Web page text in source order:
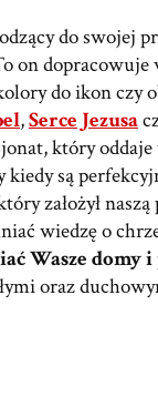
do swojej
on dopracowuje
do ikon czy
,Serce Jezusa
który
kiedy są
założył
wiedzę o
Wasze domy
oraz